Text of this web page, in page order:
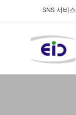
SNS 서비스